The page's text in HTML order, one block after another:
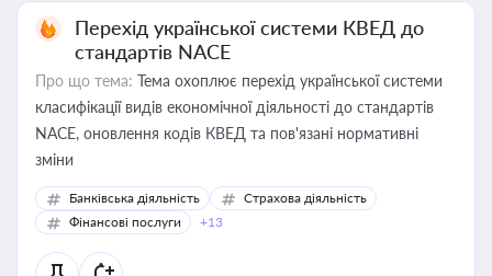
Перехід української системи КВЕД до
стандартів NACE
Про що тема: Тема охоплює перехід української системи
класифікації видів економічної діяльності до стандартів
NACE, оновлення кодів КВЕД та пов'язані нормативні
зміни
Банківська діяльність
Страхова діяльність
Фінансові послуги
+13